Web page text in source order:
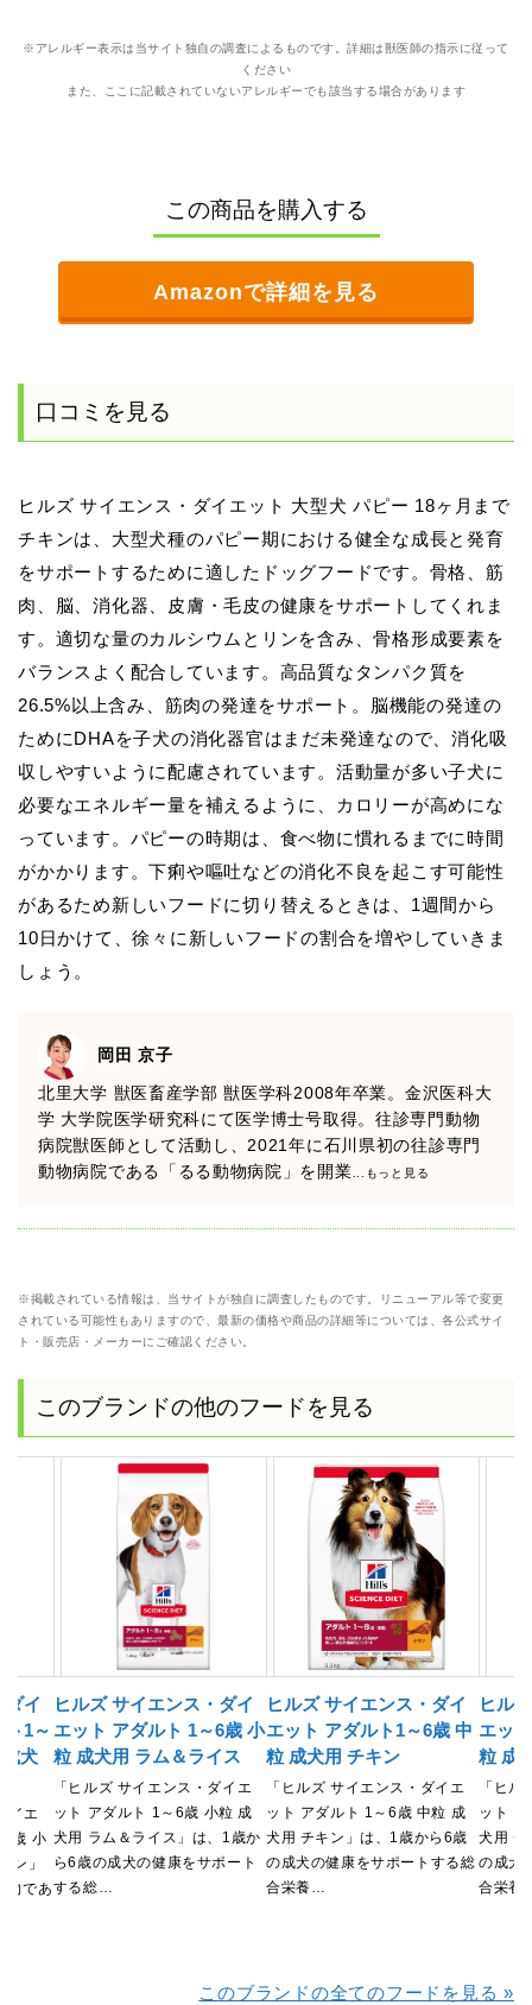
※アレルギー表示は当サイト独自の調査によるものです。詳細は獣医師の指示に従って
ください
また、ここに記載されていないアレルギーでも該当する場合があります
この商品を購入する
Amazonで詳細を見る
口コミを見る
ヒルズ サイエンス・ダイエット 大型犬 パピー 18ヶ月まで
チキンは、大型犬種のパピー期における健全な成長と発育
をサポートするために適したドッグフードです。骨格、筋
肉、脳、消化器、皮膚・毛皮の健康をサポートしてくれま
す。適切な量のカルシウムとリンを含み、骨格形成要素を
バランスよく配合しています。高品質なタンパク質を
26.5%以上含み、筋肉の発達をサポート。脳機能の発達の
ためにDHAを子犬の消化器官はまだ未発達なので、消化吸
収しやすいように配慮されています。活動量が多い子犬に
必要なエネルギー量を補えるように、カロリーが高めにな
っています。パピーの時期は、食べ物に慣れるまでに時間
がかかります。下痢や嘔吐などの消化不良を起こす可能性
があるため新しいフードに切り替えるときは、1週間から
10日かけて、徐々に新しいフードの割合を増やしていきま
しょう。
岡田 京子
北里大学 獣医畜産学部 獣医学科2008年卒業。金沢医科大
学 大学院医学研究科にて医学博士号取得。往診専門動物
病院獣医師として活動し、2021年に石川県初の往診専門
動物病院である「るる動物病院」を開業 ...もっと見る
※掲載されている情報は、当サイトが独自に調査したものです。リニューアル等で変更
されている可能性もありますので、最新の価格や商品の詳細等については、各公式サイ
ト・販売店・メーカーにご確認ください。
このブランドの他のフードを見る
ダイ
1～
犬
イエ
6歳 小
ン」
向であ
ヒルズ サイエンス・ダイ
エット アダルト 1～6歳 小
粒 成犬用 ラム＆ライス
「ヒルズ サイエンス・ダイエ
ット アダルト 1～6歳 小粒 成
犬用 ラム＆ライス」は、1歳か
ら6歳の成犬の健康をサポート
する総…
ヒルズ サイエンス・ダイ
エット アダルト1～6歳 中
粒 成犬用 チキン
「ヒルズ サイエンス・ダイエ
ット アダルト 1～6歳 中粒 成
犬用 チキン」は、1歳から6歳
の成犬の健康をサポートする総
合栄養…
ヒル
エッ
粒 成
「ヒ
ット
犬用 チ
の成犬
合栄養
このブランドの全てのフードを見る »